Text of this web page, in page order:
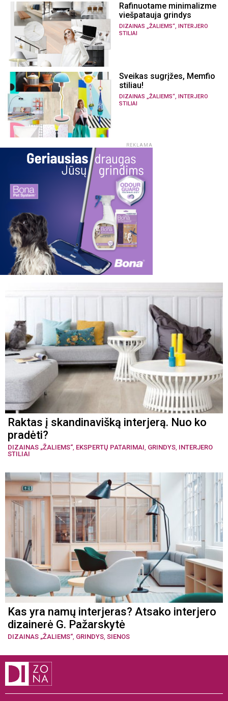
Rafinuotame minimalizme
viešpatauja grindys
DIZAINAS „ŽALIEMS“ INTERJERO
STILIAI
Sveikas sugrįžes, Memfio
stiliau!
DIZAINAS „ŽALIEMS“,
INTERJERO
STILIAI
REKLAMA
Raktas į skandinavišką interjerą. Nuo ko
pradėti?
DIZAINAS „ŽALIEMS“ EKSPERTŲ PATARIMAI GRINDYS INTERJERO
STILIAI
Kas yra namų interjeras? Atsako interjero
dizainerė G. Pažarskytė
DIZAINAS „ŽALIEMS“, GRINDYS, SIENOS